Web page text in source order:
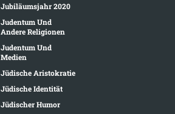
Jubiläumsjahr 2020
Judentum Und
Andere Religionen
Judentum Und
Medien
Jüdische Aristokratie
Jüdische Identität
Jüdischer Humor